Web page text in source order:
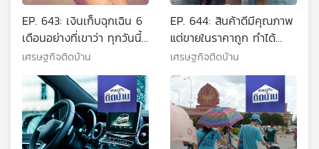
EP. 643: เงินเก็บฉุกเฉิน 6
เดือนอย่างที่เขาว่า ทุกวันนี้
เพียงพอจริงหรือ ?
เศรษฐกิจติดบ้าน
EP. 644: สินค้าดีมีคุณภาพ
แต่ขายในราคาถูก ทำได้
อย่างไร ?
เศรษฐกิจติดบ้าน